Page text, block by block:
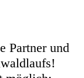
Partner und